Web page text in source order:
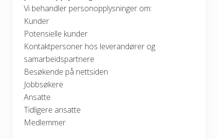
Vi behandler personopplysninger om:
Kunder
Potensielle kunder
Kontaktpersoner hos leverandører og
samarbeidspartnere
Besøkende på nettsiden
Jobbsøkere
Ansatte
Tidligere ansatte
Medlemmer